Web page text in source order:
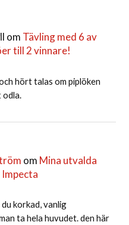
om Tävling med 6 av
till 2 vinnare!
hört talas om piplöken
odla.
om Mina utvalda
korkad, vanlig
ta hela huvudet. den här